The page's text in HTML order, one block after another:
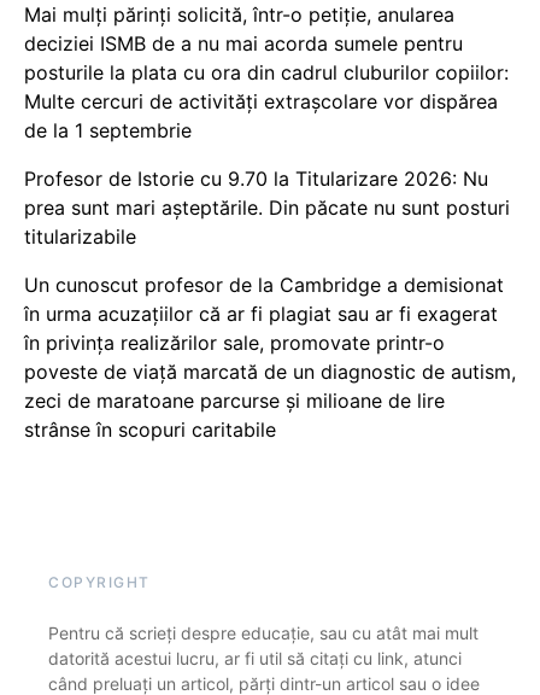
Mai mulți părinți solicită, într-o petiție, anularea
deciziei ISMB de a nu mai acorda sumele pentru
posturile la plata cu ora din cadrul cluburilor copiilor:
Multe cercuri de activități extrașcolare vor dispărea
de la 1 septembrie
Profesor de Istorie cu 9.70 la Titularizare 2026: Nu
prea sunt mari așteptările. Din păcate nu sunt posturi
titularizabile
Un cunoscut profesor de la Cambridge a demisionat
în urma acuzațiilor că ar fi plagiat sau ar fi exagerat
în privința realizărilor sale, promovate printr-o
poveste de viață marcată de un diagnostic de autism,
zeci de maratoane parcurse și milioane de lire
strânse în scopuri caritabile
COPYRIGHT
Pentru că scrieți despre educație, sau cu atât mai mult
datorită acestui lucru, ar fi util să citați cu link, atunci
când preluați un articol, părți dintr-un articol sau o idee